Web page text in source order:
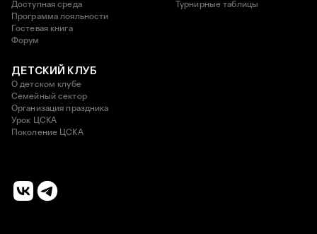
Доступная среда
Программа лояльности
Гостевая книга
Форум
Турнирные таблицы
ДЕТСКИЙ КЛУБ
О детском клубе
Семейный сектор
Организация праздника
Урок ЦСКА
Поколение ЦСКА